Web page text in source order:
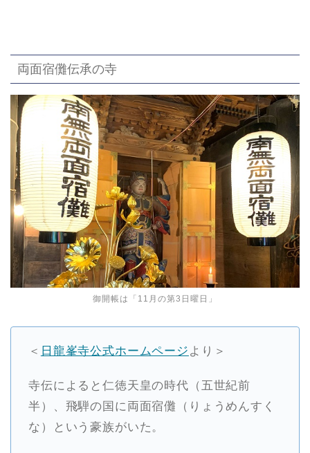
両面宿儺伝承の寺
御開帳は「11月の第3日曜日」
＜ 日龍峯寺公式ホームページ より＞
寺伝によると仁徳天皇の時代（五世紀前
半）、飛騨の国に両面宿儺（りょうめんすく
な）という豪族がいた。